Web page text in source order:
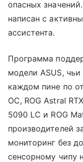
опасных
написан с
ассистента.
Программа
модели ASUS,
каждом пине по
OC, ROG Astral
5090 LC и ROG
производителей
мониторинг без
сенсорному чипу